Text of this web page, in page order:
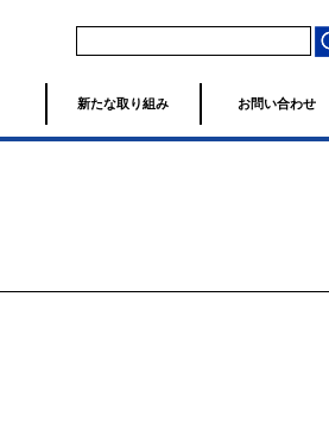
新たな取り組み お問い合わせ